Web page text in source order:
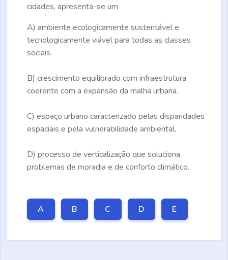
cidades, apresenta-se um
A) ambiente ecologicamente sustentável e
tecnologicamente viável para todas as classes
sociais.
B) crescimento equilibrado com infraestrutura
coerente com a expansão da malha urbana.
C) espaço urbano caracterizado pelas disparidades
espaciais e pela vulnerabilidade ambiental.
D) processo de verticalização que soluciona
problemas de moradia e de conforto climático.
A B C D E